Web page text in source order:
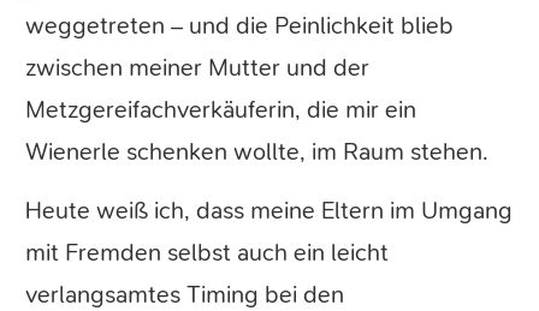
weggetreten – und die Peinlichkeit blieb
zwischen meiner Mutter und der
Metzgereifachverkäuferin, die mir ein
Wienerle schenken wollte, im Raum stehen.
Heute weiß ich, dass meine Eltern im Umgang
mit Fremden selbst auch ein leicht
verlangsamtes Timing bei den